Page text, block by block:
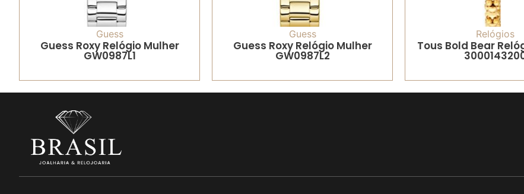
Guess
Guess Roxy Relógio Mulher
GW0987L1
Guess
Guess Roxy Relógio Mulher
GW0987L2
Relógios
Tous Bold Bear